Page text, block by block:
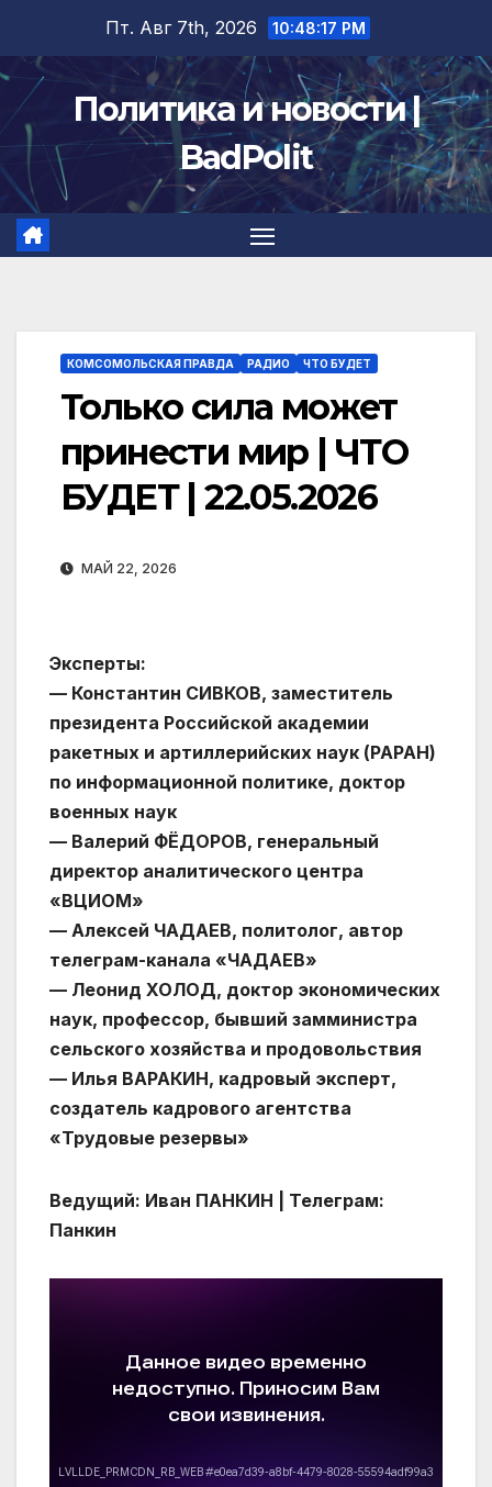
содержимому
Пт. Авг 7th, 2026 10:48:17 PM
Политика и новости |
BadPolit
КОМСОМОЛЬСКАЯ ПРАВДА РАДИО ЧТО БУДЕТ
Только сила может
принести мир | ЧТО
БУДЕТ | 22.05.2026
МАЙ 22, 2026
Эксперты:
— Константин СИВКОВ, заместитель
президента Российской академии
ракетных и артиллерийских наук (РАРАН)
по информационной политике, доктор
военных наук
— Валерий ФЁДОРОВ, генеральный
директор аналитического центра
«ВЦИОМ»
— Алексей ЧАДАЕВ, политолог, автор
телеграм-канала «ЧАДАЕВ»
— Леонид ХОЛОД, доктор экономических
наук, профессор, бывший замминистра
сельского хозяйства и продовольствия
— Илья ВАРАКИН, кадровый эксперт,
создатель кадрового агентства
«Трудовые резервы»
Ведущий: Иван ПАНКИН | Телеграм:
Панкин